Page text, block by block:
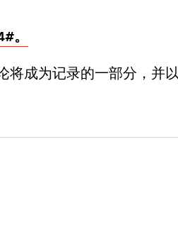
。
成为记录的一部分，并以